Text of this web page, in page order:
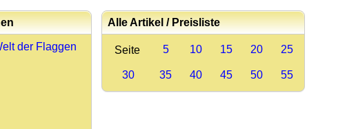
der Flaggen
Alle Artikel / Preisliste
Seite 5 10 15 20 25
30 35 40 45 50 55